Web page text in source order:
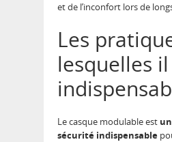
et de l’inconfort lors de
Les
lesquelles
Le casque modulable est
sécurité indispensable